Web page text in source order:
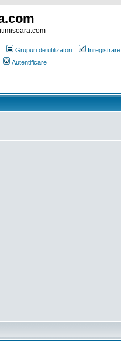
Grupuri de utilizatori
Inregistrare
Autentificare